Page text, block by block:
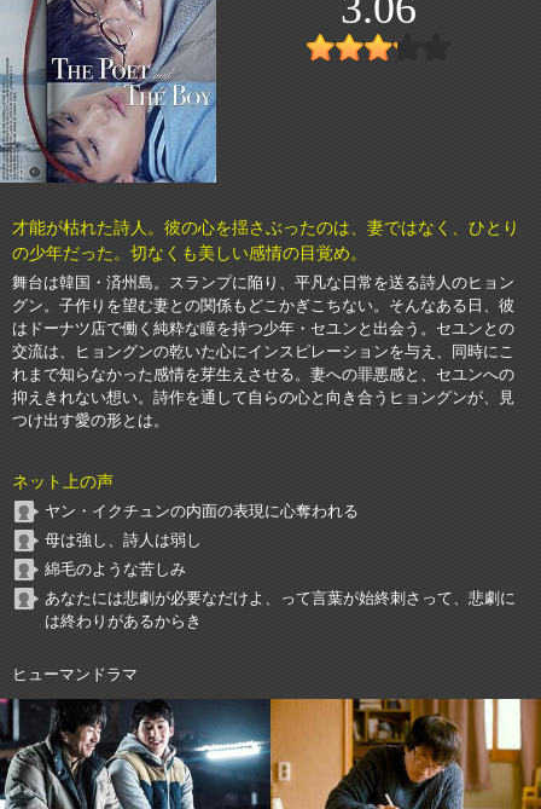
才能が枯れた詩人。彼の心を揺さぶったのは、妻ではなく、ひとり
の少年だった。切なくも美しい感情の目覚め。
舞台は韓国・済州島。スランプに陥り、平凡な日常を送る詩人のヒョン
グン。子作りを望む妻との関係もどこかぎこちない。そんなある日、彼
はドーナツ店で働く純粋な瞳を持つ少年・セユンと出会う。セユンとの
交流は、ヒョングンの乾いた心にインスピレーションを与え、同時にこ
れまで知らなかった感情を芽生えさせる。妻への罪悪感と、セユンへの
抑えきれない想い。詩作を通して自らの心と向き合うヒョングンが、見
つけ出す愛の形とは。
ネット上の声
ヤン・イクチュンの内面の表現に心奪われる
母は強し、詩人は弱し
綿毛のような苦しみ
あなたには悲劇が必要なだけよ、って言葉が始終刺さって、悲劇に
は終わりがあるからき
ヒューマンドラマ